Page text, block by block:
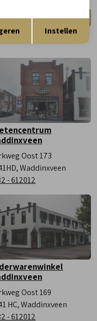
9:00 - 18:00
9:00 - 18:00
9:00 - 17:00
Aanmelden
Oost 173
Waddinxveen
- 612012
Oost 169
HC, Waddinxveen
- 612012
Opslaan
Instellen